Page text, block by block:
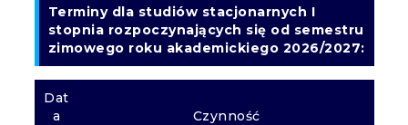
Terminy dla studiów stacjonarnych I
stopnia rozpoczynających się od semestru
zimowego roku akademickiego 2026/2027:
Dat
a
Czynność